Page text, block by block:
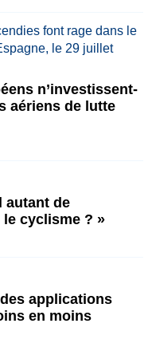
n’investissent-
aériens de lutte
autant de
cyclisme ? »
applications
en moins